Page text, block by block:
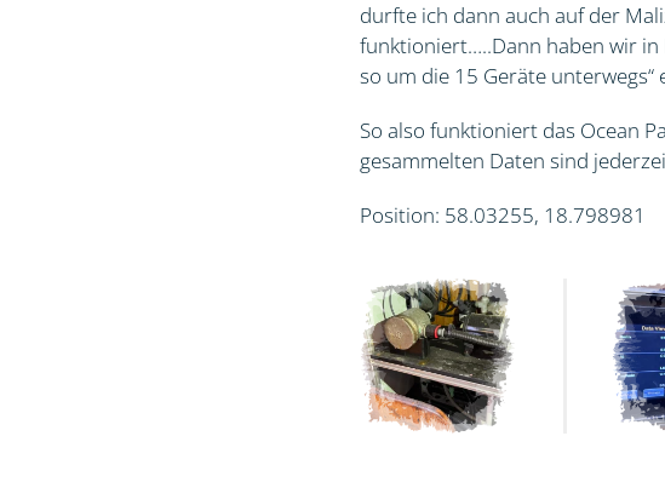
durfte ich dann auch auf der
funktioniert…..Dann haben wir
so um die 15 Geräte unterwegs“
So also funktioniert das Ocean
gesammelten Daten sind
Position: 58.03255, 18.798981